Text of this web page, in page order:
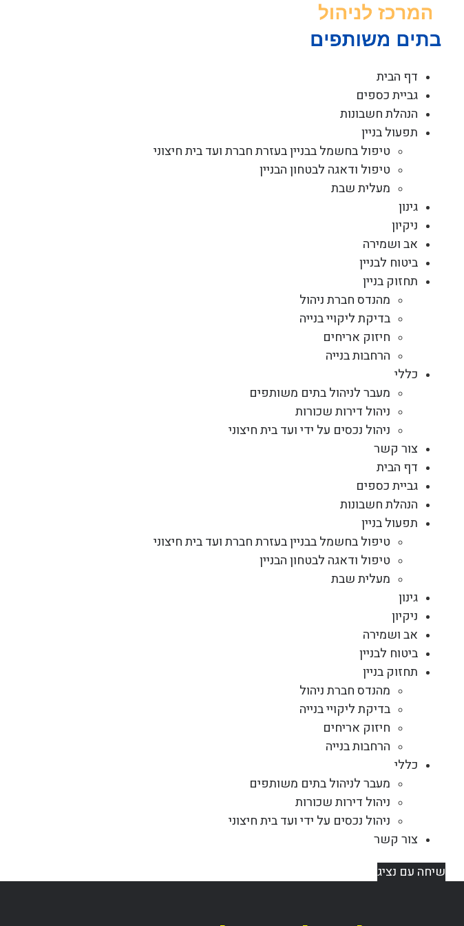
דף הבית
גביית כספים
הנהלת חשבונות
תפעול בניין
טיפול בחשמל בבניין בעזרת חברת ועד בית חיצוני
טיפול ודאגה לבטחון הבניין
מעלית שבת
גינון
ניקיון
אב ושמירה
ביטוח לבניין
תחזוק בניין
מהנדס חברת ניהול
בדיקת ליקויי בנייה
חיזוק אריחים
הרחבות בנייה
כללי
מעבר לניהול בתים משותפים
ניהול דירות שכורות
ניהול נכסים על ידי ועד בית חיצוני
צור קשר
דף הבית
גביית כספים
הנהלת חשבונות
תפעול בניין
טיפול בחשמל בבניין בעזרת חברת ועד בית חיצוני
טיפול ודאגה לבטחון הבניין
מעלית שבת
גינון
ניקיון
אב ושמירה
ביטוח לבניין
תחזוק בניין
מהנדס חברת ניהול
בדיקת ליקויי בנייה
חיזוק אריחים
הרחבות בנייה
כללי
מעבר לניהול בתים משותפים
ניהול דירות שכורות
ניהול נכסים על ידי ועד בית חיצוני
צור קשר
שיחה עם נציג